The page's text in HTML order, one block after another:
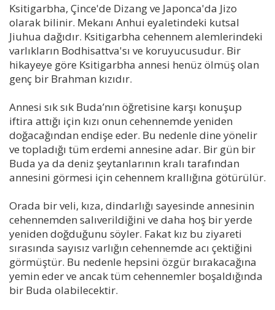
Ksitigarbha, Çince'de Dizang ve Japonca'da Jizo
olarak bilinir. Mekanı Anhui eyaletindeki kutsal
Jiuhua dağıdır. Ksitigarbha cehennem alemlerindeki
varlıkların Bodhisattva'sı ve koruyucusudur. Bir
hikayeye göre Ksitigarbha annesi henüz ölmüş olan
genç bir Brahman kızıdır.
Annesi sık sık Buda’nın öğretisine karşı konuşup
iftira attığı için kızı onun cehennemde yeniden
doğacağından endişe eder. Bu nedenle dine yönelir
ve topladığı tüm erdemi annesine adar. Bir gün bir
Buda ya da deniz şeytanlarının kralı tarafından
annesini görmesi için cehennem krallığına götürülür.
Orada bir veli, kıza, dindarlığı sayesinde annesinin
cehennemden salıverildiğini ve daha hoş bir yerde
yeniden doğduğunu söyler. Fakat kız bu ziyareti
sırasında sayısız varlığın cehennemde acı çektiğini
görmüştür. Bu nedenle hepsini özgür bırakacağına
yemin eder ve ancak tüm cehennemler boşaldığında
bir Buda olabilecektir.